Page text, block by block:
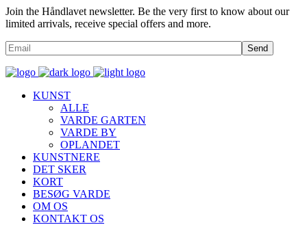
Join the Håndlavet newsletter. Be the very first to know about our
limited arrivals, receive special offers and more.
Send
KUNST
ALLE
VARDE GARTEN
VARDE BY
OPLANDET
KUNSTNERE
DET SKER
KORT
BESØG VARDE
OM OS
KONTAKT OS